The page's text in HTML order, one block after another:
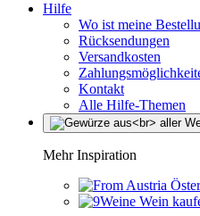
Hilfe
Wo ist meine
Rücksendungen
Versandkosten
Kontakt
Alle Hilfe-Themen
Mehr Inspiration
Wein